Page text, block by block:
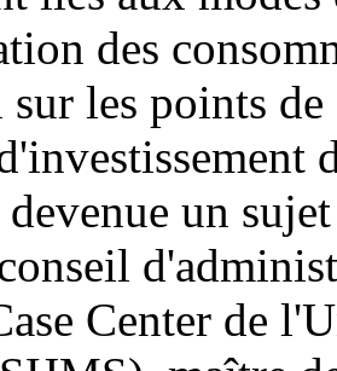
des
les points
devenue un
Center de